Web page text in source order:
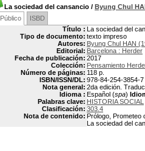
La sociedad del cansancio / Byung Chul
Público
ISBD
Título : La sociedad del
Tipo de documento: texto impreso
Autores: Byung Chul HAN
Editorial: Barcelona : Herder
Fecha de publicación: 2017
Colección: Pensamiento
Número de páginas: 118 p.
ISBN/ISSN/DL: 978-84-254-3854-7
Nota general: 2da edición.
Idioma : Español (spa)
Palabras clave: HISTORIA SOCIAL
Clasificación: 303.4
Nota de contenido: Prólogo, Prometeo
La sociedad del